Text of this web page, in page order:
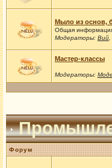
Мыло из основ,
Общая
Модераторы: Вий,
Мастер-классы
Модераторы:
Форум